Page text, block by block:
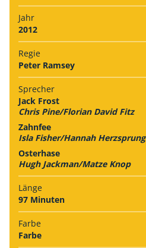
Jahr
2012
Regie
Peter Ramsey
Sprecher
Jack Frost
Chris Pine/Florian David Fitz
Zahnfee
Isla Fisher/Hannah Herzsprung
Osterhase
Hugh Jackman/Matze Knop
Länge
97 Minuten
Farbe
Farbe